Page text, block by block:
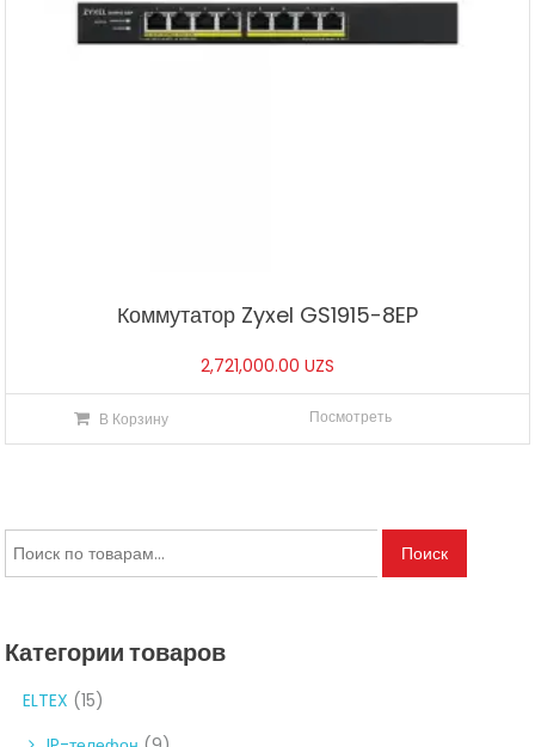
Коммутатор Zyxel GS1915-8EP
2,721,000.00 UZS
В Корзину Посмотреть
Искать: Поиск
Категории товаров
ELTEX (15)